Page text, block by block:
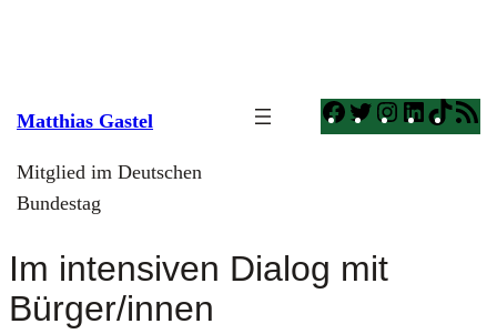
Matthias Gastel
Mitglied im Deutschen
Bundestag
Facebook
TwitterInstagram
Im intensiven Dialog mit
Bürger/innen